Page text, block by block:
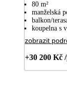
80 m²
manželská
balkon/
koupelna s
zobrazit
+30 200 Kč